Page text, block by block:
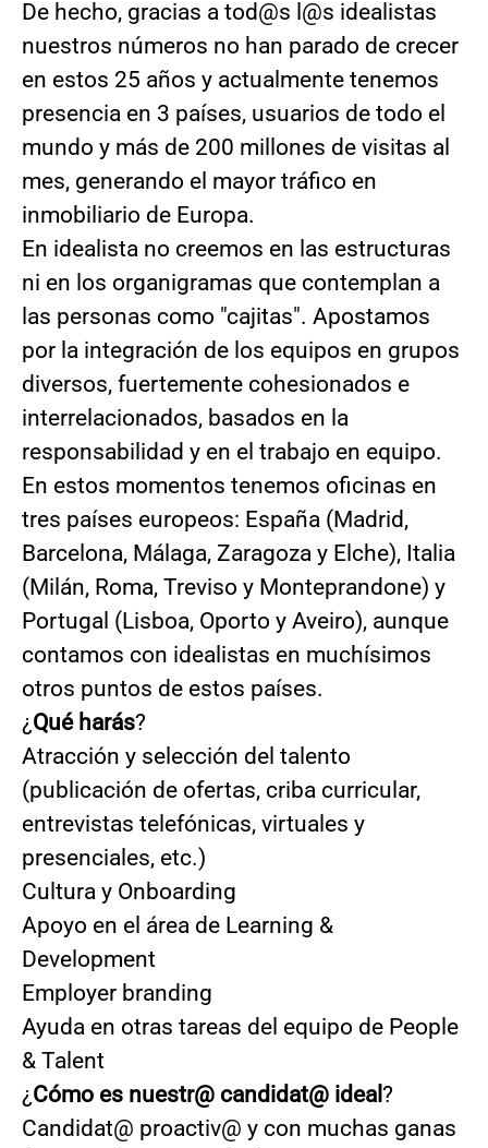
De hecho, gracias a tod@s l@s idealistas
nuestros números no han parado de crecer
en estos 25 años y actualmente tenemos
presencia en 3 países, usuarios de todo el
mundo y más de 200 millones de visitas al
mes, generando el mayor tráfico en
inmobiliario de Europa.
En idealista no creemos en las estructuras
ni en los organigramas que contemplan a
las personas como "cajitas". Apostamos
por la integración de los equipos en grupos
diversos, fuertemente cohesionados e
interrelacionados, basados en la
responsabilidad y en el trabajo en equipo.
En estos momentos tenemos oficinas en
tres países europeos: España (Madrid,
Barcelona, Málaga, Zaragoza y Elche), Italia
(Milán, Roma, Treviso y Monteprandone) y
Portugal (Lisboa, Oporto y Aveiro), aunque
contamos con idealistas en muchísimos
otros puntos de estos países.
¿ Qué harás?
Atracción y selección del talento
(publicación de ofertas, criba curricular,
entrevistas telefónicas, virtuales y
presenciales, etc.)
Cultura y Onboarding
Apoyo en el área de Learning &
Development
Employer branding
Ayuda en otras tareas del equipo de People
& Talent
¿ Cómo es nuestr@ candidat@ ideal?
Candidat@ proactiv@ y con muchas ganas